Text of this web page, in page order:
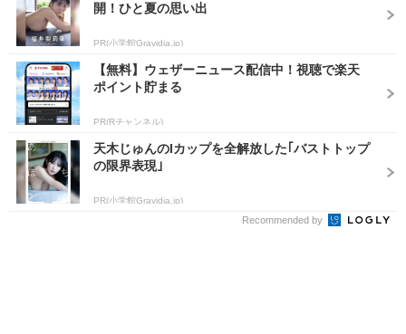
開！ひと夏の思い出
PR(小学館Gravidia.jp)
【無料】ウェザーニュース配信中！視聴で楽天
ポイント貯まる
PR(Rチャンネル)
天木じゅんのIカップを全解放した｢バストトップ
の限界表現｣
PR(小学館Gravidia.jp)
Recommended by